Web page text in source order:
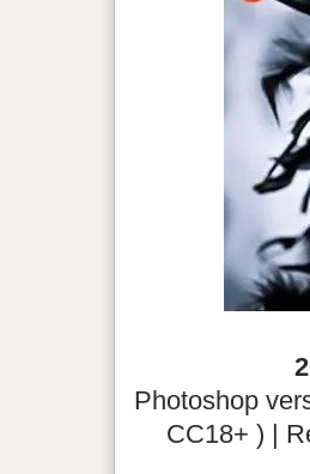
Photoshop
CC18+ ) |